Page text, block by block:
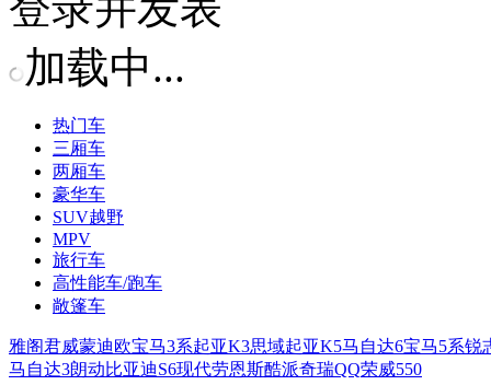
加载中...
热门车
三厢车
两厢车
豪华车
SUV越野
MPV
旅行车
高性能车/跑车
敞篷车
雅阁君威蒙迪欧宝马3系起亚K3思域起亚K5马自达6宝马5系锐
马自达3朗动比亚迪S6现代劳恩斯酷派奇瑞QQ荣威550